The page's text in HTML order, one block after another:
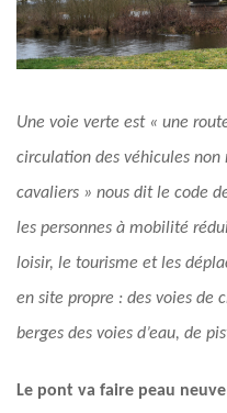
Une voie verte est « une
circulation des véhicules non
cavaliers » nous dit le code
les personnes à mobilité
loisir, le tourisme et les
en site propre : des voies de
berges des voies d’eau, de
Le pont va faire peau